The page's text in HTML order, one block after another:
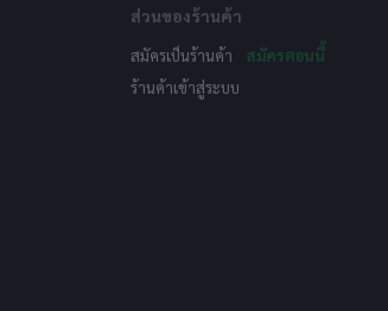
ส่วนของร้านค้า
สมัครเป็นร้านค้า
สมัครตอนนี้
ร้านค้าเข้าสู่ระบบ